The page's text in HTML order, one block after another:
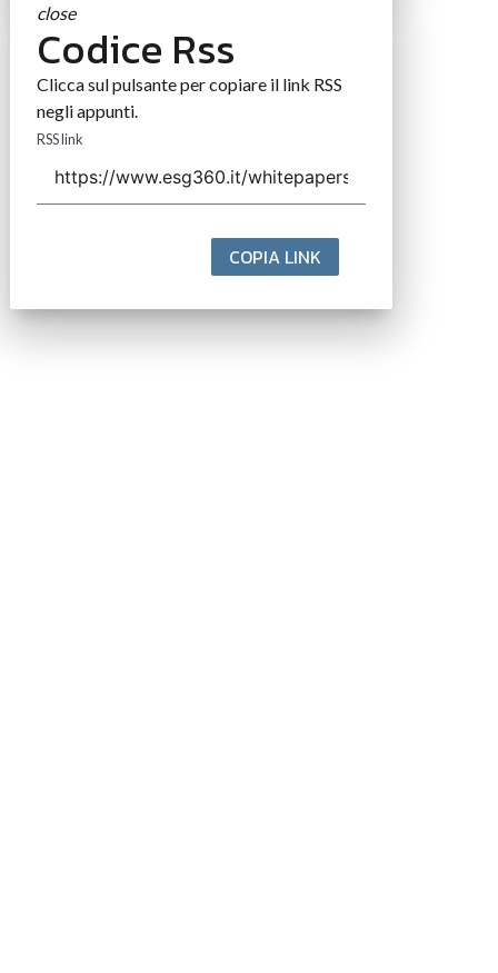
close
Codice Rss
Clicca sul pulsante per copiare il link RSS
negli appunti.
RSS link
COPIA LINK